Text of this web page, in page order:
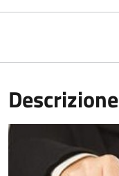
Descrizione